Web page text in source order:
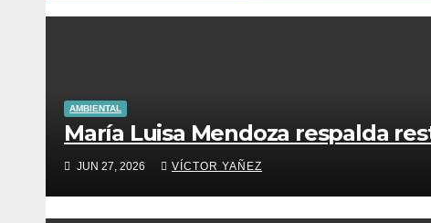
AMBIENTAL
María Luisa Mendoza respalda
JUN 27, 2026 VÍCTOR YAÑEZ